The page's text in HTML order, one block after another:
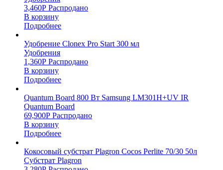
3,460Р Распродано
В корзину
Подробнее
Удобрение Clonex Pro Start 300 мл
Удобрения
1,360Р Распродано
В корзину
Подробнее
Quantum Board 800 Вт Samsung LM301H+UV IR
Quantum Board
69,900Р Распродано
В корзину
Подробнее
Кокосовый субстрат Plagron Cocos Perlite 70/30 50л
Субстрат Plagron